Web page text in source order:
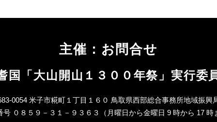
主催：お問合せ
国「大山開山１３００年祭」実行委
0054 米子市糀町１丁目１６０ 鳥取県西部総合事務所地域振興
号 ０８５９－３１－９３６３（月曜日から金曜日 9 時から 17 時